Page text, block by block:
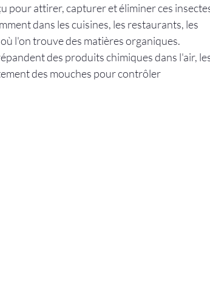
pour attirer, capturer et éliminer ces
dans les cuisines, les restaurants, les
l'on trouve des matières organiques.
des produits chimiques dans l'air,
des mouches pour contrôler